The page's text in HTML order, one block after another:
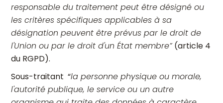
responsable du traitement peut être désigné ou
les critères spécifiques applicables à sa
désignation peuvent être prévus par le droit de
l'Union ou par le droit d'un État membre”(article 4
du RGPD).
Sous-traitant “la personne physique ou morale,
l'autorité publique, le service ou un autre